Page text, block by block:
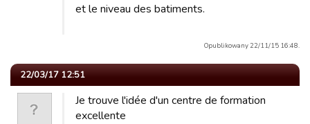
et le niveau des batiments.
Opublikowany 22/11/15 16:48.
22/03/17 12:51
Je trouve l'idée d'un centre de formation
excellente